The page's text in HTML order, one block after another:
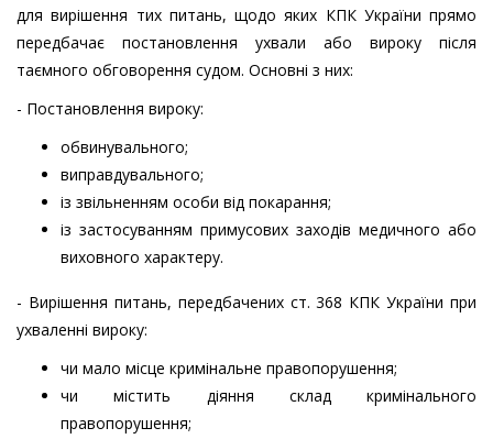
для вирішення тих питань, щодо яких КПК України прямо
передбачає постановлення ухвали або вироку після
таємного обговорення судом. Основні з них:
- Постановлення вироку:
обвинувального;
виправдувального;
із звільненням особи від покарання;
із застосуванням примусових заходів медичного або
виховного характеру.
- Вирішення питань, передбачених ст. 368 КПК України при
ухваленні вироку:
чи мало місце кримінальне правопорушення;
чи містить діяння склад кримінального
правопорушення;